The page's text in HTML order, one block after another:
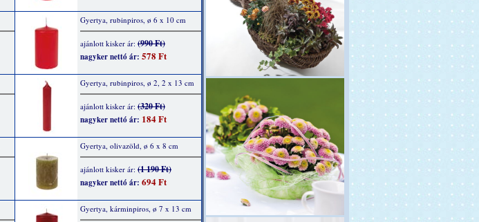
Gyertya, rubinpiros, ø 6 x 10 cm
ajánlott kisker ár: (990 Ft)
nagyker nettó ár: 578 Ft
Gyertya, rubinpiros, ø 2, 2 x 13 cm
ajánlott kisker ár: (320 Ft)
nagyker nettó ár: 184 Ft
Gyertya, olivazöld, ø 6 x 8 cm
ajánlott kisker ár: (1 190 Ft)
nagyker nettó ár: 694 Ft
Gyertya, kárminpiros, ø 7 x 13 cm